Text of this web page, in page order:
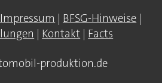
Impressum | BFSG-Hinweise |
| Kontakt | Facts
produktion.de